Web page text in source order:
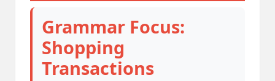
Grammar Focus:
Shopping
Transactions